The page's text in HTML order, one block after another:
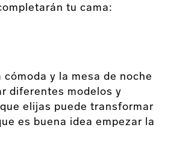
tu cama:
y la mesa de noche
diferentes modelos y
elijas puede transformar
es buena idea empezar la